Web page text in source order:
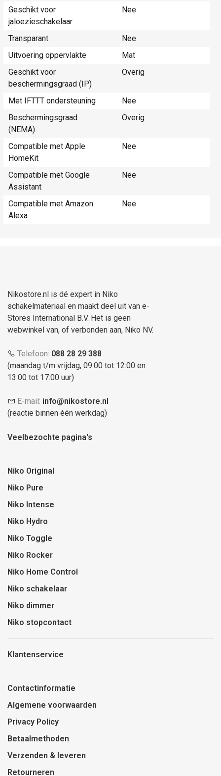
Geschikt voor
jaloezieschakelaar
Nee
Transparant
Nee
Uitvoering oppervlakte
Mat
Geschikt voor
beschermingsgraad (IP)
Overig
Met IFTTT ondersteuning
Nee
Beschermingsgraad
(NEMA)
Overig
Compatible met Apple
HomeKit
Nee
Compatible met Google
Assistant
Nee
Compatible met Amazon
Alexa
Nee
Nikostore.nl is dé expert in Niko
schakelmateriaal en maakt deel uit van e-
Stores International B.V. Het is geen
webwinkel van, of verbonden aan, Niko NV.
Telefoon: 088 28 29 388
(maandag t/m vrijdag, 09:00 tot 12:00 en
13:00 tot 17:00 uur)
E-mail: info@nikostore.nl
(reactie binnen één werkdag)
Veelbezochte pagina's
Niko Original
Niko Pure
Niko Intense
Niko Hydro
Niko Toggle
Niko Rocker
Niko Home Control
Niko schakelaar
Niko dimmer
Niko stopcontact
Klantenservice
Contactinformatie
Algemene voorwaarden
Privacy Policy
Betaalmethoden
Verzenden & leveren
Retourneren